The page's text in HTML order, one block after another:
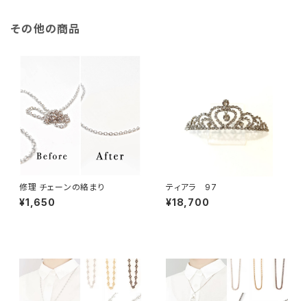
その他の商品
修理 チェーンの絡まり
¥1,650
ティアラ 97
¥18,700